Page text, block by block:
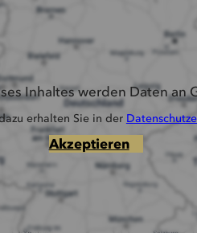
Inhaltes werden Daten an
erhalten Sie in der
Akzeptieren